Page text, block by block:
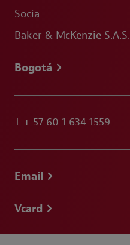
Socia
Baker & McKenzie S.A.S.
Bogotá
T + 57 60 1 634 1559
Email
Vcard